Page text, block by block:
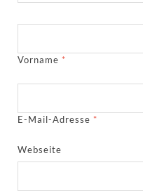
Vorname *
E-Mail-Adresse *
Webseite